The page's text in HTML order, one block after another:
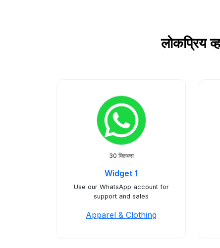
लोकप्रिय
30 क्लिक्स
Widget 1
Use our WhatsApp account for
support and sales
Apparel & Clothing